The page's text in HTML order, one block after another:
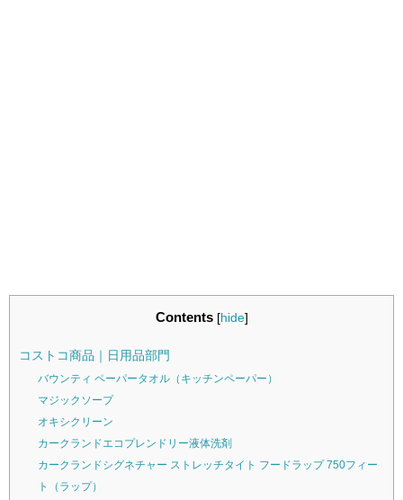
Contents [hide]
コストコ商品｜日用品部門
バウンティ ペーパータオル（キッチンペーパー）
マジックソープ
オキシクリーン
カークランドエコプレンドリー液体洗剤
カークランドシグネチャー ストレッチタイト フードラップ 750フィー
ト（ラップ）